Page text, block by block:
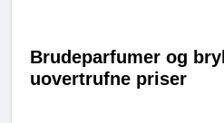
Brudeparfumer og
uovertrufne priser